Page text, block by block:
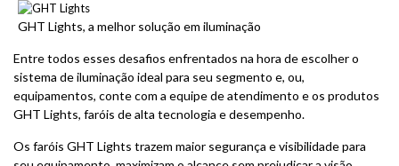
GHT Lights, a melhor solução em iluminação
Entre todos esses desafios enfrentados na hora de escolher o
sistema de iluminação ideal para seu segmento e, ou,
equipamentos, conte com a equipe de atendimento e os produtos
GHT Lights, faróis de alta tecnologia e desempenho.
Os faróis GHT Lights trazem maior segurança e visibilidade para